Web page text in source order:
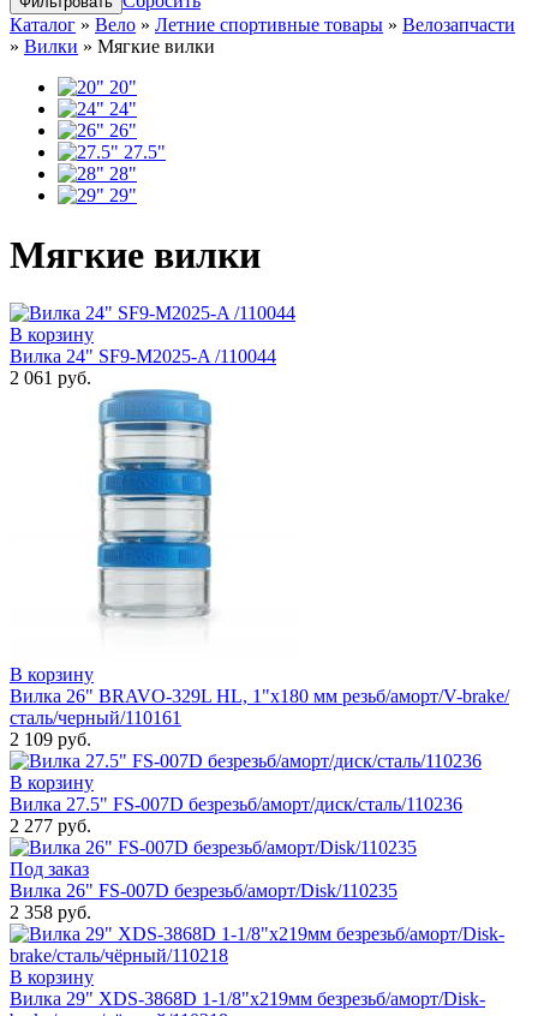
Каталог » Вело » Летние спортивные товары » Велозапчасти
» Вилки » Мягкие вилки
20"
24"
26"
27.5"
28"
29"
Мягкие вилки
В корзину
Вилка 24" SF9-M2025-A /110044
2 061 руб.
В корзину
Вилка 26" BRAVO-329L HL, 1"х180 мм резьб/аморт/V-brake/
сталь/черный/110161
2 109 руб.
В корзину
Вилка 27.5" FS-007D безрезьб/аморт/диск/сталь/110236
2 277 руб.
Под заказ
Вилка 26" FS-007D безрезьб/аморт/Disk/110235
2 358 руб.
В корзину
Вилка 29" XDS-3868D 1-1/8"x219мм безрезьб/аморт/Disk-